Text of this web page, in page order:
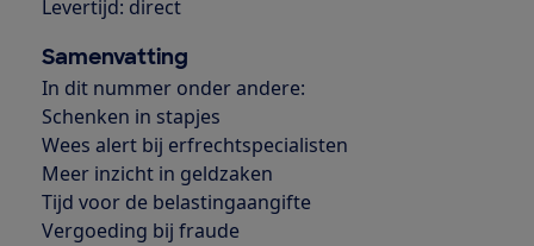
Levertijd: direct
Samenvatting
In dit nummer onder andere:
Schenken in stapjes
Wees alert bij erfrechtspecialisten
Meer inzicht in geldzaken
Tijd voor de belastingaangifte
Vergoeding bij fraude